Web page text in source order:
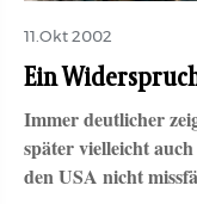
11.Okt 2002
Ein
Immer deutlicher
später vielleicht
den USA nicht